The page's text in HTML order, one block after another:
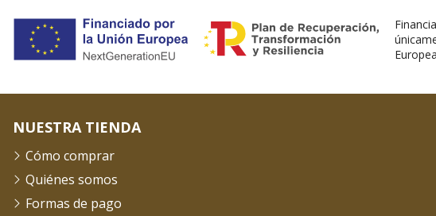
NUESTRA TIENDA
Cómo comprar
Quiénes somos
Formas de pago